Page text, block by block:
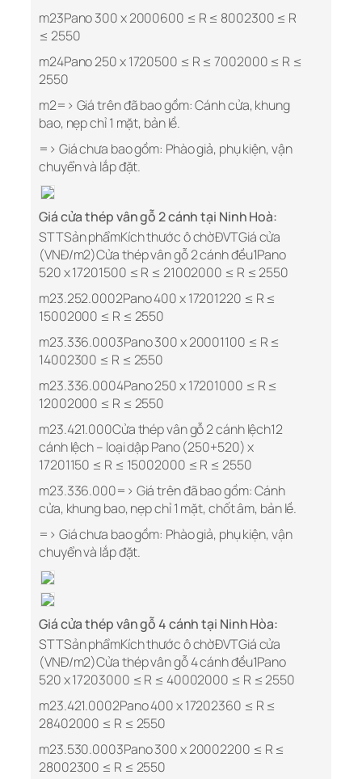
m23Pano 300 x 2000600 ≤ R ≤ 8002300 ≤ R
≤ 2550
m24Pano 250 x 1720500 ≤ R ≤ 7002000 ≤ R ≤
2550
m2=> Giá trên đã bao gồm: Cánh cửa, khung
bao, nẹp chỉ 1 mặt, bản lề.
=> Giá chưa bao gồm: Phào giả, phụ kiện, vận
chuyển và lắp đặt.
Giá cửa thép vân gỗ 2 cánh tại Ninh Hoà:
STTSản phẩmKích thước ô chờĐVTGiá cửa
(VNĐ/m2)Cửa thép vân gỗ 2 cánh đều1Pano
520 x 17201500 ≤ R ≤ 21002000 ≤ R ≤ 2550
m23.252.0002Pano 400 x 17201220 ≤ R ≤
15002000 ≤ R ≤ 2550
m23.336.0003Pano 300 x 20001100 ≤ R ≤
14002300 ≤ R ≤ 2550
m23.336.0004Pano 250 x 17201000 ≤ R ≤
12002000 ≤ R ≤ 2550
m23.421.000Cửa thép vân gỗ 2 cánh lệch12
cánh lệch – loại dập Pano (250+520) x
17201150 ≤ R ≤ 15002000 ≤ R ≤ 2550
m23.336.000=> Giá trên đã bao gồm: Cánh
cửa, khung bao, nẹp chỉ 1 mặt, chốt âm, bản lề.
=> Giá chưa bao gồm: Phào giả, phụ kiện, vận
chuyển và lắp đặt.
Giá cửa thép vân gỗ 4 cánh tại Ninh Hòa:
STTSản phẩmKích thước ô chờĐVTGiá cửa
(VNĐ/m2)Cửa thép vân gỗ 4 cánh đều1Pano
520 x 17203000 ≤ R ≤ 40002000 ≤ R ≤ 2550
m23.421.0002Pano 400 x 17202360 ≤ R ≤
28402000 ≤ R ≤ 2550
m23.530.0003Pano 300 x 20002200 ≤ R ≤
28002300 ≤ R ≤ 2550